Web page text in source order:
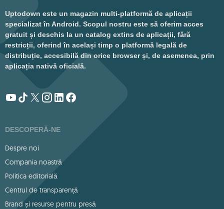
Uptodown este un magazin multi-platformă de aplicații
specializat în Android. Scopul nostru este să oferim acces
gratuit și deschis la un catalog extins de aplicații, fără
restricții, oferind în același timp o platformă legală de
distribuție, accesibilă din orice browser și, de asemenea, prin
aplicația nativă oficială.
DESCOPERĂ-NE
Despre noi
Compania noastră
Politica editorială
Centrul de transparență
Brand și resurse pentru presă